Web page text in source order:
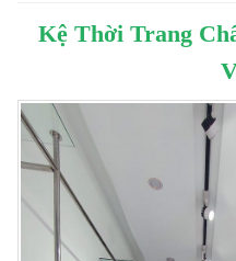
Kệ Thời Trang